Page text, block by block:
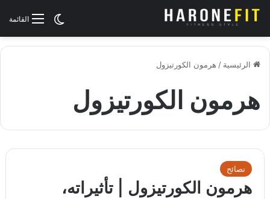
القائمةالوضع
الرئيسية / هرمون الكورتيزول
هرمون الكورتيزول
نصائح
هرمون الكورتيزول | تأثيراته،